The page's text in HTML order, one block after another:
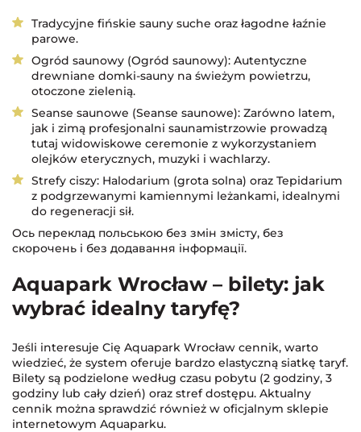
Tradycyjne fińskie sauny suche oraz łagodne łaźnie
parowe.
Ogród saunowy (Ogród saunowy): Autentyczne
drewniane domki-sauny na świeżym powietrzu,
otoczone zielenią.
Seanse saunowe (Seanse saunowe): Zarówno latem,
jak i zimą profesjonalni saunamistrzowie prowadzą
tutaj widowiskowe ceremonie z wykorzystaniem
olejków eterycznych, muzyki i wachlarzy.
Strefy ciszy: Halodarium (grota solna) oraz Tepidarium
z podgrzewanymi kamiennymi leżankami, idealnymi
do regeneracji sił.
Ось переклад польською без змін змісту, без
скорочень і без додавання інформації.
Aquapark Wrocław – bilety: jak
wybrać idealny taryfę?
Jeśli interesuje Cię Aquapark Wrocław cennik, warto
wiedzieć, że system oferuje bardzo elastyczną siatkę taryf.
Bilety są podzielone według czasu pobytu (2 godziny, 3
godziny lub cały dzień) oraz stref dostępu. Aktualny
cennik można sprawdzić również w oficjalnym sklepie
internetowym Aquaparku.